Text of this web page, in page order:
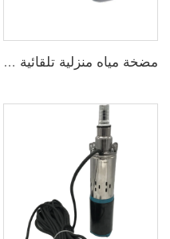
مضخة مياه منزلية تلقائية ضاغطة بضغط 160psi